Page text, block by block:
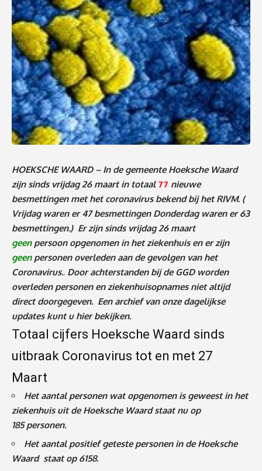
HOEKSCHE WAARD – In de gemeente Hoeksche Waard
zijn sinds vrijdag 26 maart in totaal77 nieuwe
besmettingen met het coronavirus bekend bij het RIVM. (
Vrijdag waren er 47 besmettingen Donderdag waren er 63
besmettingen.) Er zijn sinds vrijdag 26 maart
geenpersoonopgenomen in het ziekenhuis en er zijn
geenpersonen overleden aan de gevolgen van het
Coronavirus.. Door achterstanden bij de GGD worden
overleden personen en ziekenhuisopnames niet altijd
direct doorgegeven. Een archief van onze dagelijkse
updates kunt u hierbekijken.
Totaal cijfers Hoeksche Waard sinds
uitbraak Coronavirus tot en met 27
Maart
Het aantal personen wat opgenomen is geweest in het
ziekenhuis uit de Hoeksche Waard staat nu op
185personen.
Het aantal positief geteste personen in de Hoeksche
Waard staat op 6158.